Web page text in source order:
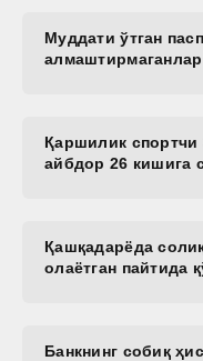
Муддати ўтган
Қаршилик
айбдор 26 кишига
Қашқадарёда
олаётган пайтида
Банкнинг собиқ